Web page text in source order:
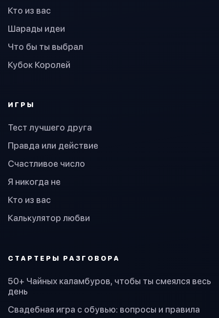
Кто из вас
Шарады идеи
Что бы ты выбрал
Кубок Королей
ИГРЫ
Тест лучшего друга
Правда или действие
Счастливое число
Я никогда не
Кто из вас
Калькулятор любви
СТАРТЕРЫ РАЗГОВОРА
50+ Чайных каламбуров, чтобы ты смеялся весь
день
Свадебная игра с обувью: вопросы и правила